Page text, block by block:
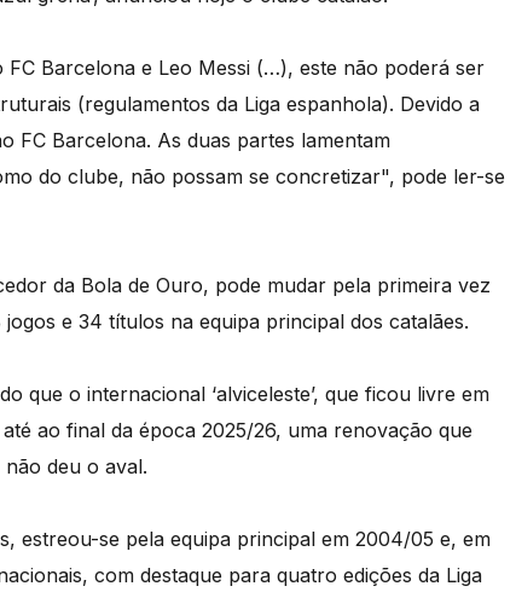
Barcelona e Leo Messi (…), este não poderá ser
(regulamentos da Liga espanhola). Devido a
FC Barcelona. As duas partes lamentam
do clube, não possam se concretizar", pode ler-se
da Bola de Ouro, pode mudar pela primeira vez
e 34 títulos na equipa principal dos catalães.
que o internacional ‘alviceleste’, que ficou livre em
ao final da época 2025/26, uma renovação que
deu o aval.
estreou-se pela equipa principal em 2004/05 e, em
com destaque para quatro edições da Liga